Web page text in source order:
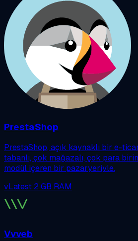
PrestaShop
PrestaShop, açık kaynaklı bir e-
tabanlı, çok mağazalı, çok para
modül içeren bir pazaryeriyle.
vLatest 2 GB RAM
Vvveb